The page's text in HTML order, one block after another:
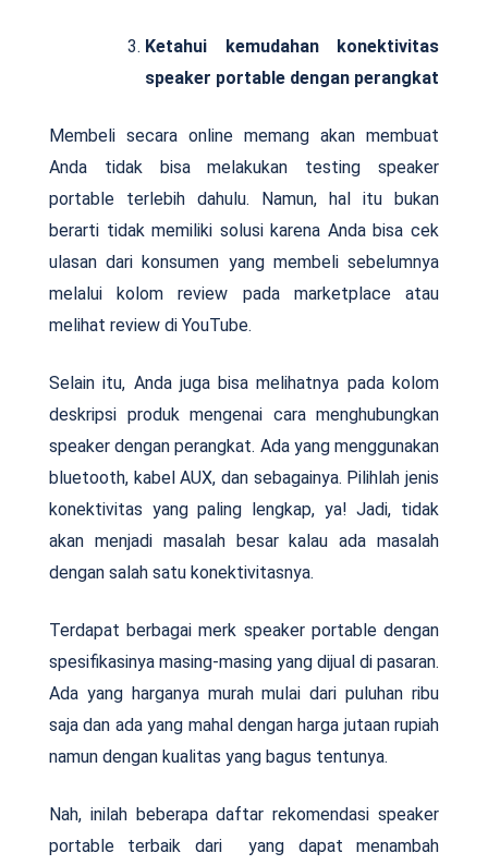
Ketahui kemudahan konektivitas
speaker portable dengan perangkat
Membeli secara online memang akan membuat
Anda tidak bisa melakukan testing speaker
portable terlebih dahulu. Namun, hal itu bukan
berarti tidak memiliki solusi karena Anda bisa cek
ulasan dari konsumen yang membeli sebelumnya
melalui kolom review pada marketplace atau
melihat review di YouTube.
Selain itu, Anda juga bisa melihatnya pada kolom
deskripsi produk mengenai cara menghubungkan
speaker dengan perangkat. Ada yang menggunakan
bluetooth, kabel AUX, dan sebagainya. Pilihlah jenis
konektivitas yang paling lengkap, ya! Jadi, tidak
akan menjadi masalah besar kalau ada masalah
dengan salah satu konektivitasnya.
Terdapat berbagai merk speaker portable dengan
spesifikasinya masing-masing yang dijual di pasaran.
Ada yang harganya murah mulai dari puluhan ribu
saja dan ada yang mahal dengan harga jutaan rupiah
namun dengan kualitas yang bagus tentunya.
Nah, inilah beberapa daftar rekomendasi speaker
portable terbaik dari yang dapat menambah